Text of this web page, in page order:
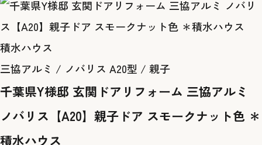
積水ハウス
三協アルミ / ノバリス A20型 / 親子
千葉県Y様邸 玄関ドアリフォーム 三協アルミ
ノバリス【A20】親子ドア スモークナット色 ＊
積水ハウス